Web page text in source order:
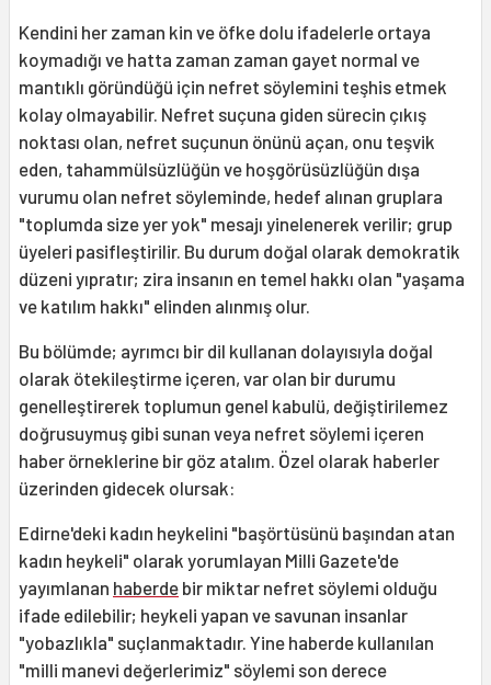
Kendini her zaman kin ve öfke dolu ifadelerle ortaya
koymadığı ve hatta zaman zaman gayet normal ve
mantıklı göründüğü için nefret söylemini teşhis etmek
kolay olmayabilir. Nefret suçuna giden sürecin çıkış
noktası olan, nefret suçunun önünü açan, onu teşvik
eden, tahammülsüzlüğün ve hoşgörüsüzlüğün dışa
vurumu olan nefret söyleminde, hedef alınan gruplara
"toplumda size yer yok" mesajı yinelenerek verilir; grup
üye­leri pasifleştirilir. Bu durum doğal olarak demokratik
düzeni yıpratır; zira insanın en temel hakkı olan "yaşama
ve katılım hakkı" elinden alınmış olur.
Bu bölümde; ayrımcı bir dil kullanan dolayısıyla doğal
olarak ötekileştirme içeren, var olan bir durumu
genelleştirerek toplumun genel kabulü, değiştirilemez
doğrusuymuş gibi sunan veya nefret söylemi içeren
haber örneklerine bir göz atalım. Özel olarak haberler
üzerinden gidecek olursak:
Edirne'deki kadın heykelini "başörtü­sünü başından atan
kadın heykeli" olarak yorumlayan Milli Gazete'de
yayımlanan haberde bir miktar nefret söylemi olduğu
ifade edilebilir; heykeli yapan ve savunan insanlar
"yobazlıkla" suçlanmaktadır. Yine haberde kullanılan
"milli manevi değerle­rimiz" söylemi son derece